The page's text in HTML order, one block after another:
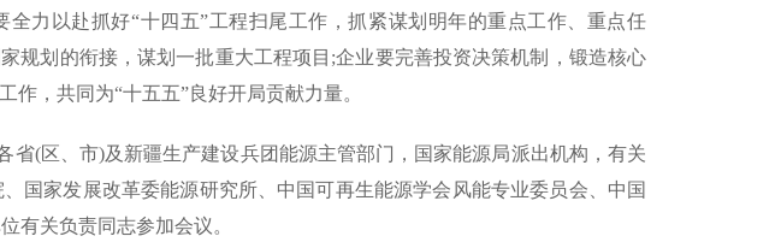
全力以赴抓好“十四五”工程扫尾工作，抓紧谋划明年的重点工作、重点任
规划的衔接，谋划一批重大工程项目;企业要完善投资决策机制，锻造核心
作，共同为“十五五”良好开局贡献力量。
省(区、市)及新疆生产建设兵团能源主管部门，国家能源局派出机构，有关
国家发展改革委能源研究所、中国可再生能源学会风能专业委员会、中国
有关负责同志参加会议。